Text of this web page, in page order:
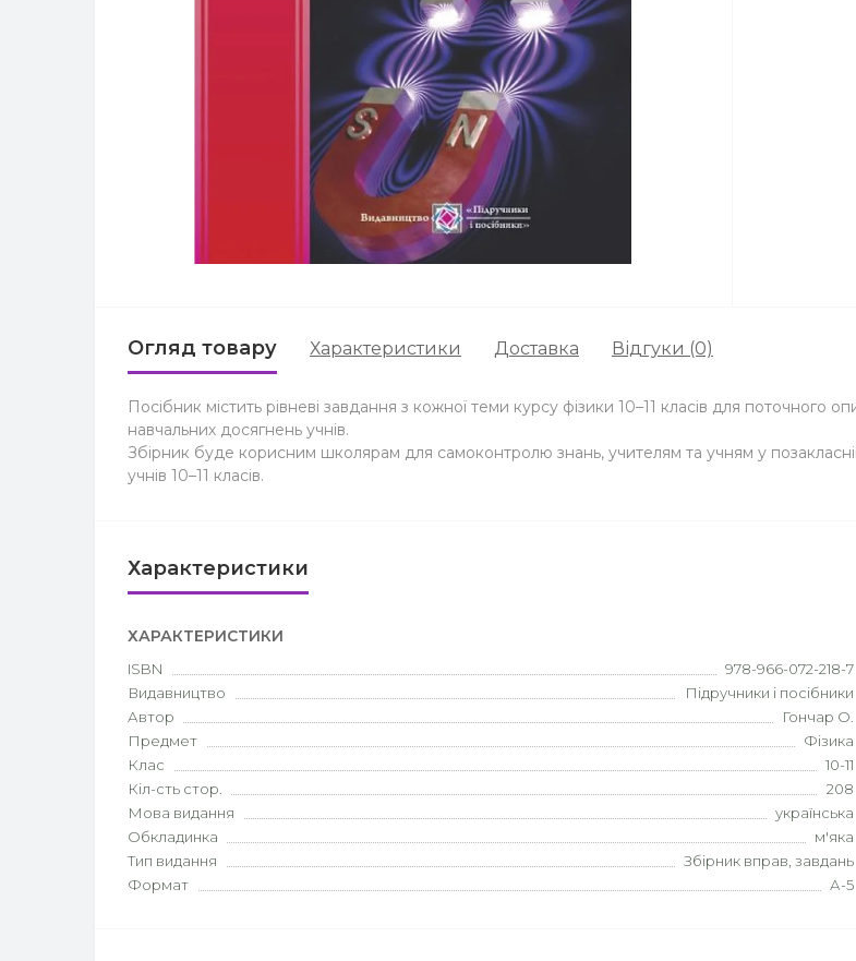
Огляд товару Характеристики Доставка Відгуки (0)
Посібник містить рівневі завдання з кожної теми курсу фізики 10–11 класів для поточного
навчальних досягнень учнів.
Збірник буде корисним школярам для самоконтролю знань, учителям та учням у
учнів 10–11 класів.
Характеристики
ХАРАКТЕРИСТИКИ
ISBN
978-966-072-218-7
Видавництво
Підручники і посібники
Автор
Гончар О.
Предмет
Фізика
Клас
10-11
Кіл-сть стор.
208
Мова видання
українська
Обкладинка
м'яка
Тип видання
Збірник вправ, завдань
Формат
А-5